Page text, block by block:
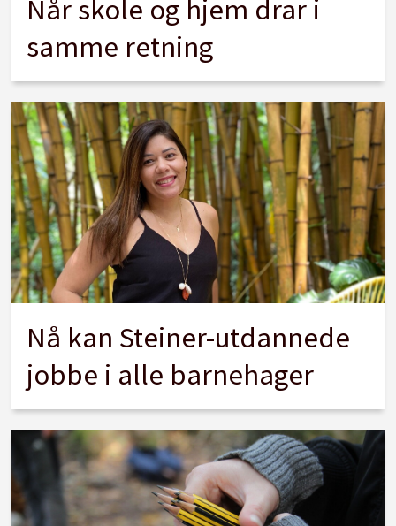
Når skole og hjem drar i
samme retning
Nå kan Steiner-utdannede
jobbe i alle barnehager